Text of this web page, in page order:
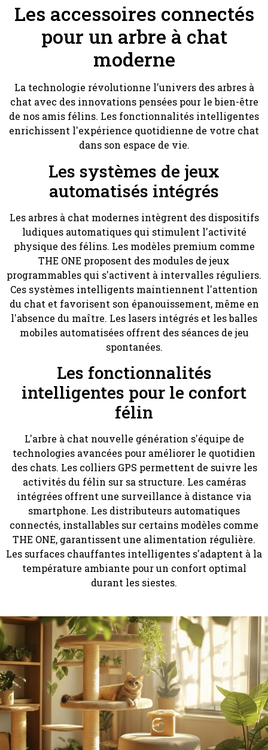
Les accessoires connectés
pour un arbre à chat
moderne
La technologie révolutionne l'univers des arbres à
chat avec des innovations pensées pour le bien-être
de nos amis félins. Les fonctionnalités intelligentes
enrichissent l'expérience quotidienne de votre chat
dans son espace de vie.
Les systèmes de jeux
automatisés intégrés
Les arbres à chat modernes intègrent des dispositifs
ludiques automatiques qui stimulent l'activité
physique des félins. Les modèles premium comme
THE ONE proposent des modules de jeux
programmables qui s'activent à intervalles réguliers.
Ces systèmes intelligents maintiennent l'attention
du chat et favorisent son épanouissement, même en
l'absence du maître. Les lasers intégrés et les balles
mobiles automatisées offrent des séances de jeu
spontanées.
Les fonctionnalités
intelligentes pour le confort
félin
L'arbre à chat nouvelle génération s'équipe de
technologies avancées pour améliorer le quotidien
des chats. Les colliers GPS permettent de suivre les
activités du félin sur sa structure. Les caméras
intégrées offrent une surveillance à distance via
smartphone. Les distributeurs automatiques
connectés, installables sur certains modèles comme
THE ONE, garantissent une alimentation régulière.
Les surfaces chauffantes intelligentes s'adaptent à la
température ambiante pour un confort optimal
durant les siestes.